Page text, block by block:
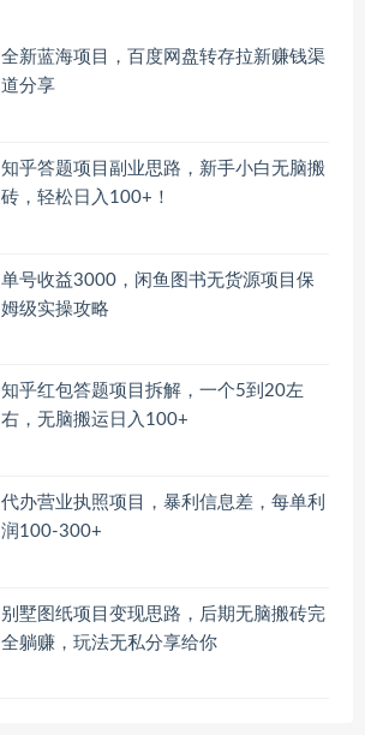
全新蓝海项目，百度网盘转存拉新赚钱渠
道分享
知乎答题项目副业思路，新手小白无脑搬
砖，轻松日入100+！
单号收益3000，闲鱼图书无货源项目保
姆级实操攻略
知乎红包答题项目拆解，一个5到20左
右，无脑搬运日入100+
代办营业执照项目，暴利信息差，每单利
润100-300+
别墅图纸项目变现思路，后期无脑搬砖完
全躺赚，玩法无私分享给你